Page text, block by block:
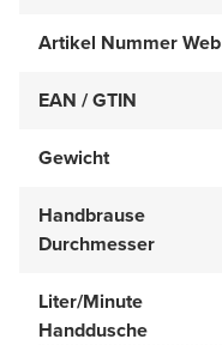
Artikel Nummer Web
EAN / GTIN
Gewicht
Handbrause
Durchmesser
Liter/Minute
Handdusche